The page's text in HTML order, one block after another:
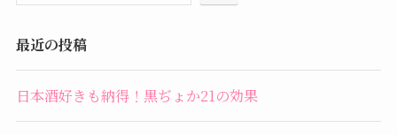
最近の投稿
日本酒好きも納得！黒ぢょか21の効果